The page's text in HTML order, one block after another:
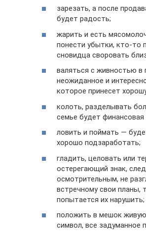
зарезать, а после
будет радость;
жарить и есть
понести убытки, кто-то
сновидца своровать
валяться с живностью в
неожиданное и
которое принесет
колоть, разделывать
семье будет финансовая
ловить и поймать —
хорошо подзаработать;
гладить, целовать или
остерегающий знак,
осмотрительным, не
встречному свои планы,
попытается их нарушить;
положить в мешок
символ, все задуманное